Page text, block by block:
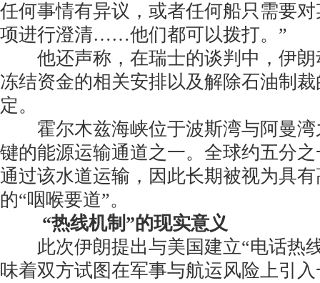
任何事情有异议，或者任何船只需要
项进行澄清……他们都可以拨打。”
他还声称，在瑞士的谈判中，伊朗
冻结资金的相关安排以及解除石油制
定。
霍尔木兹海峡位于波斯湾与阿曼湾
键的能源运输通道之一。全球约五分
通过该水道运输，因此长期被视为具
的“咽喉要道”。
“热线机制”的现实意义
此次伊朗提出与美国建立“电话热
味着双方试图在军事与航运风险上引